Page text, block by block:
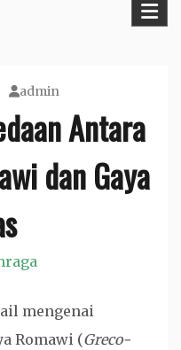
admin
Antara
dan Gaya
mengenai
Romawi (Greco-